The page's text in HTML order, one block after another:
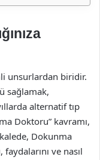
unsurlardan biridir.
sağlamak,
alternatif tıp
Doktoru” kavramı,
Dokunma
ve nasıl